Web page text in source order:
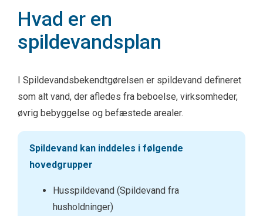
Hvad er en
spildevandsplan
I Spildevandsbekendtgørelsen er spildevand defineret
som alt vand, der afledes fra beboelse, virksomheder,
øvrig bebyggelse og befæstede arealer.
Spildevand kan inddeles i følgende
hovedgrupper
Husspildevand (Spildevand fra
husholdninger)